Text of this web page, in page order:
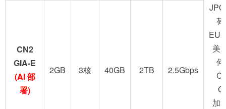
美
加
CN2
GIA-E
(AI 部
署)
2GB 3核 40GB 2TB 2.5Gbps